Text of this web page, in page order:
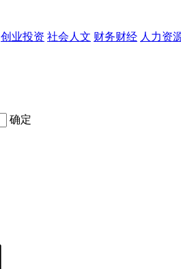
创业投资 社会人文 财务财经 人力资
确定